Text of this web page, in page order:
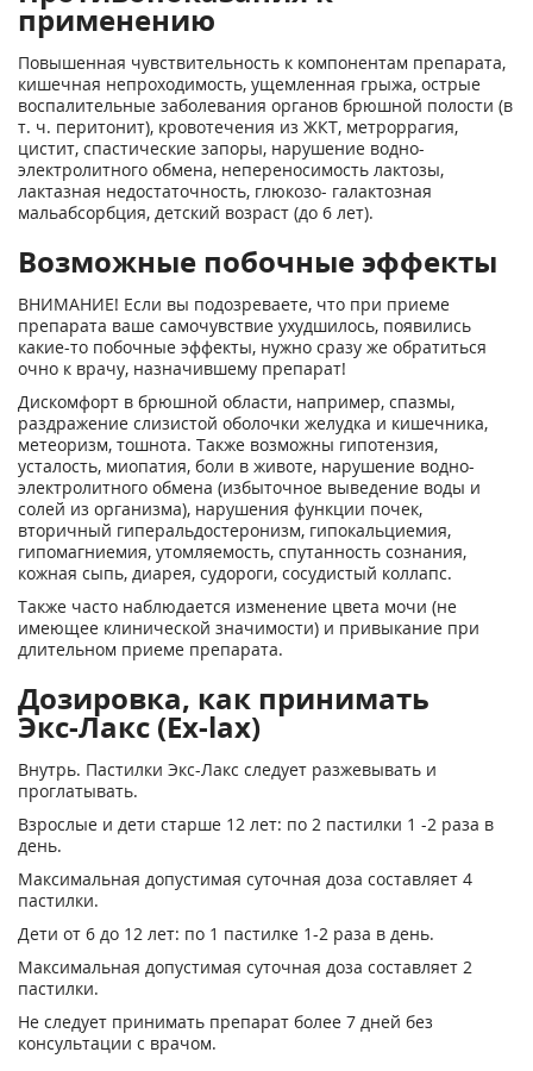
применению
Повышенная чувствительность к компонентам препарата,
кишечная непроходимость, ущемленная грыжа, острые
воспалительные заболевания органов брюшной полости (в
т. ч. перитонит), кровотечения из ЖКТ, метроррагия,
цистит, спастические запоры, нарушение водно-
электролитного обмена, непереносимость лактозы,
лактазная недостаточность, глюкозо- галактозная
мальабсорбция, детский возраст (до 6 лет).
Возможные побочные эффекты
ВНИМАНИЕ! Если вы подозреваете, что при приеме
препарата ваше самочувствие ухудшилось, появились
какие-то побочные эффекты, нужно сразу же обратиться
очно к врачу, назначившему препарат!
Дискомфорт в брюшной области, например, спазмы,
раздражение слизистой оболочки желудка и кишечника,
метеоризм, тошнота. Также возможны гипотензия,
усталость, миопатия, боли в животе, нарушение водно-
электролитного обмена (избыточное выведение воды и
солей из организма), нарушения функции почек,
вторичный гиперальдостеронизм, гипокальциемия,
гипомагниемия, утомляемость, спутанность сознания,
кожная сыпь, диарея, судороги, сосудистый коллапс.
Также часто наблюдается изменение цвета мочи (не
имеющее клинической значимости) и привыкание при
длительном приеме препарата.
Дозировка, как принимать
Экс-Лакс (Ex-lax)
Внутрь. Пастилки Экс-Лакс следует разжевывать и
проглатывать.
Взрослые и дети старше 12 лет: по 2 пастилки 1 -2 раза в
день.
Максимальная допустимая суточная доза составляет 4
пастилки.
Дети от 6 до 12 лет: по 1 пастилке 1-2 раза в день.
Максимальная допустимая суточная доза составляет 2
пастилки.
Не следует принимать препарат более 7 дней без
консультации с врачом.